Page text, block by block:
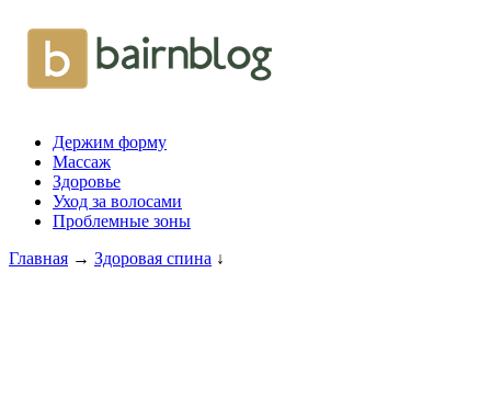
Держим форму
Массаж
Здоровье
Уход за волосами
Проблемные зоны
Главная → Здоровая спина ↓